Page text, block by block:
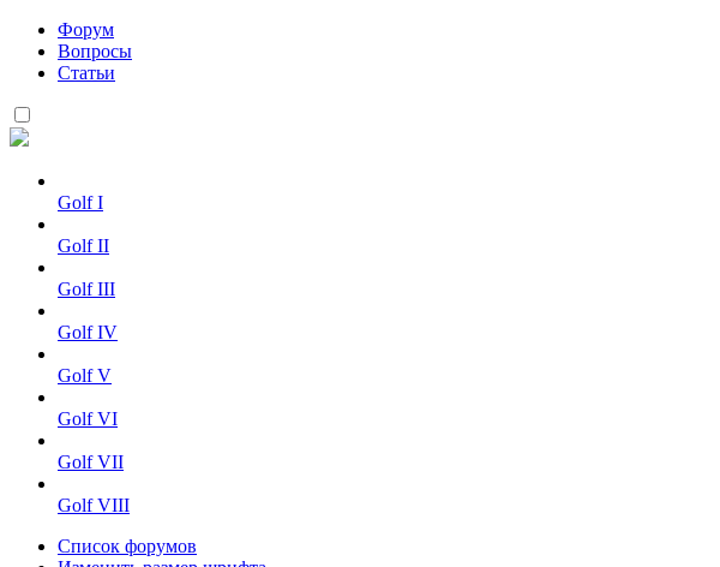
Форум
Вопросы
Статьи
Golf I
Golf II
Golf III
Golf IV
Golf V
Golf VI
Golf VII
Golf VIII
Список форумов